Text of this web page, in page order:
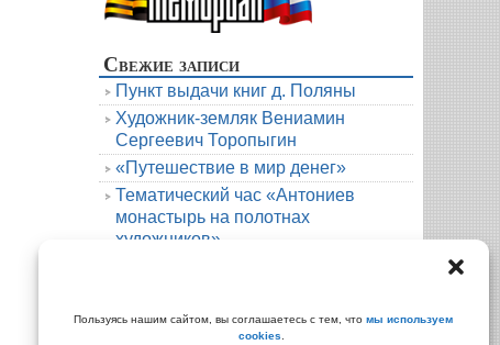
Пользуясь нашим сайтом, вы соглашаетесь с тем, что мы используем
cookies
Свежие записи
Пункт выдачи книг д. Поляны
Художник-земляк Вениамин
Сергеевич Торопыгин
«Путешествие в мир денег»
Тематический час «Антониев
монастырь на полотнах
художников»
Архивы